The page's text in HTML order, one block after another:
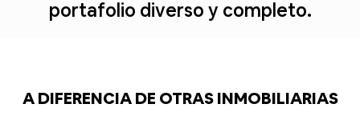
portafolio diverso y completo.
A DIFERENCIA DE OTRAS INMOBILIARIAS